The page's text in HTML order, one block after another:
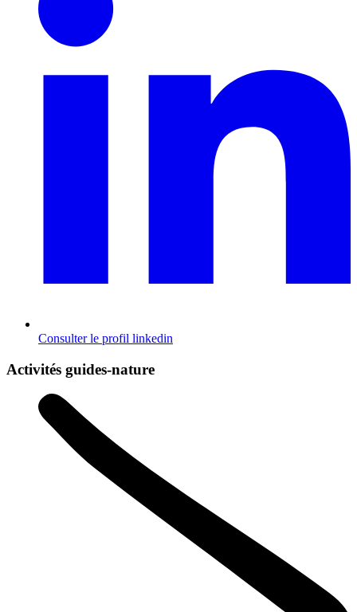
Consulter le profil linkedin
Activités guides-nature